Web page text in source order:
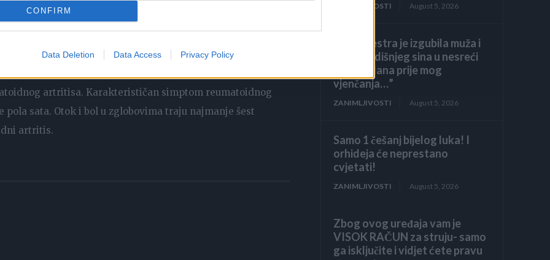
CONFIRM
Data Deletion Data Access Privacy Policy
u odnosu 3:1. Najčešće se razvija između 30. i 60.
artritisa. Karakterističan simptom reumatoidnog
sata. Otok i bol u zglobovima traju najmanje šest
artritis.
ZANIMLJIVOSTI August 5, 2026
“Moja sestra je izgubila muža i
osmogodišnjeg sina u nesreći
mjesec dana prije mog
vjenčanja…”
ZANIMLJIVOSTI August 5, 2026
Samo 1 češanj bijelog luka! I
orhideja će neprestano
cvjetati!
ZANIMLJIVOSTI August 5, 2026
Zbog ovog uređaja vam je
VISOK RAČUN za struju- samo
ga isključite i vidjet ćete pravu